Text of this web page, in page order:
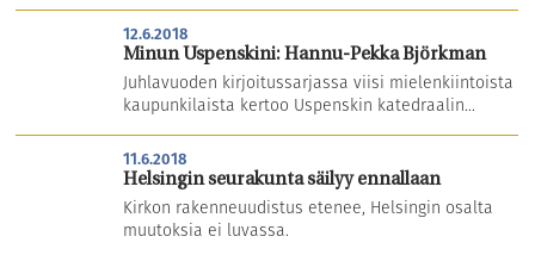
12.6.2018
Minun Uspenskini: Hannu-Pekka Björkman
Juhlavuoden kirjoitussarjassa viisi mielenkiintoista
kaupunkilaista kertoo Uspenskin katedraalin...
11.6.2018
Helsingin seurakunta säilyy ennallaan
Kirkon rakenneuudistus etenee, Helsingin osalta
muutoksia ei luvassa.